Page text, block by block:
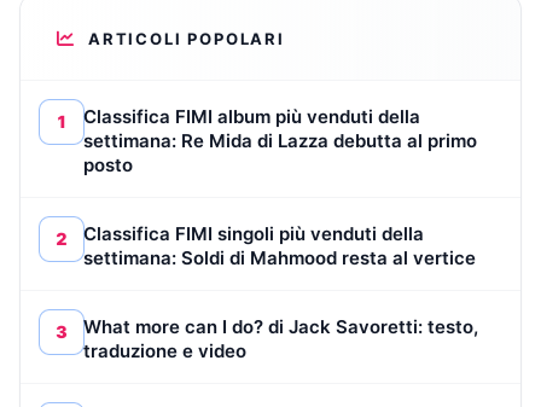
ARTICOLI POPOLARI
1
Classifica FIMI album più venduti della
settimana: Re Mida di Lazza debutta al primo
posto
2
Classifica FIMI singoli più venduti della
settimana: Soldi di Mahmood resta al vertice
3
What more can I do? di Jack Savoretti: testo,
traduzione e video